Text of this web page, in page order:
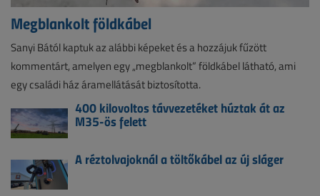
Megblankolt földkábel
Sanyi Bától kaptuk az alábbi képeket és a hozzájuk fűzött
kommentárt, amelyen egy „megblankolt” földkábel látható, ami
egy családi ház áramellátását biztosította.
400 kilovoltos távvezetéket húztak át az
M35-ös felett
A réztolvajoknál a töltőkábel az új sláger